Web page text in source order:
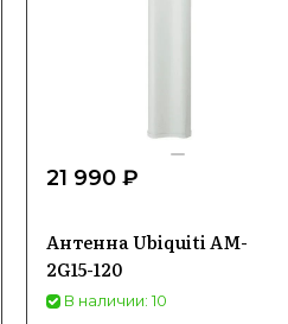
21 990 ₽
Антенна Ubiquiti AM-
2G15-120
В наличии: 10